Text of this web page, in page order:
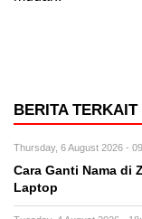
BERITA TERKAIT
Thursday, 6 August 2026 -
Cara Ganti Nama di
Laptop